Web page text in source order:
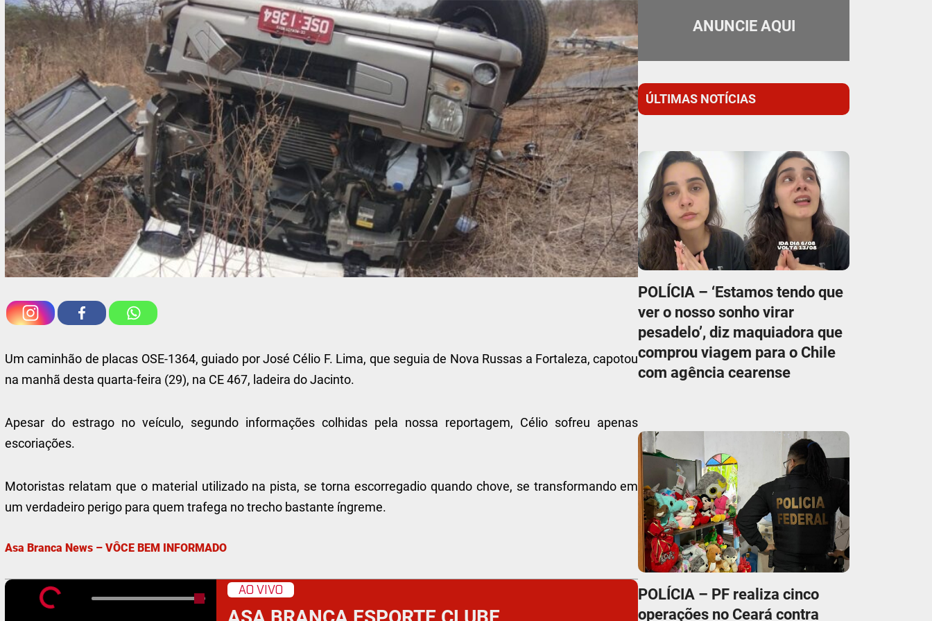
Um caminhão de placas OSE-1364, guiado por José Célio F. Lima, que seguia de Nova Russas a Fortaleza, capotou
na manhã desta quarta-feira (29), na CE 467, ladeira do Jacinto.
Apesar do estrago no veículo, segundo informações colhidas pela nossa reportagem, Célio sofreu apenas
escoriações.
Motoristas relatam que o material utilizado na pista, se torna escorregadio quando chove, se transformando em
um verdadeiro perigo para quem trafega no trecho bastante íngreme.
Asa Branca News – VÔCE BEM INFORMADO
AO VIVO
ANUNCIE AQUI
ÚLTIMAS NOTÍCIAS
POLÍCIA – ‘Estamos tendo que
ver o nosso sonho virar
pesadelo’, diz maquiadora que
comprou viagem para o Chile
com agência cearense
POLÍCIA – PF realiza cinco
operações no Ceará contra